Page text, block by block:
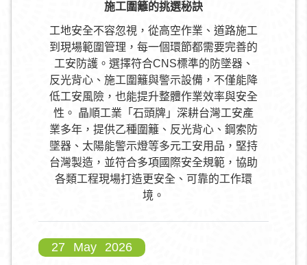
施工圍籬的挑選秘訣
工地安全不容忽視，從高空作業、道路施工
到現場範圍管理，每一個環節都需要完善的
工安防護。選擇符合CNS標準的防墜器、
反光背心、施工圍籬與警示設備，不僅能降
低工安風險，也能提升整體作業效率與安全
性。 晶順工業「石頭牌」深耕台灣工安產
業多年，提供乙種圍籬、反光背心、鋼索防
墜器、太陽能警示燈等多元工安用品，堅持
台灣製造，並符合多項國際安全規範，協助
各類工程現場打造更安全、可靠的工作環
境。
27 May 2026